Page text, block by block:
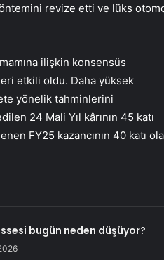
revize etti ve lüks
ilişkin konsensüs
etkili oldu. Daha yüksek
yönelik tahminlerini
24 Mali Yıl kârının 45 katı
FY25 kazancının 40 katı
bugün neden düşüyor?